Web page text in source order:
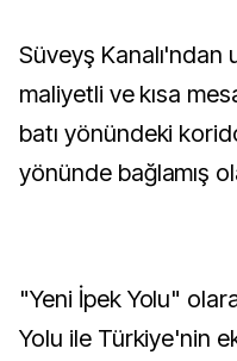
Süveyş Kanalı'ndan
maliyetli ve kısa
batı yönündeki
yönünde bağlamış
"Yeni İpek Yolu"
Yolu ile Türkiye'nin